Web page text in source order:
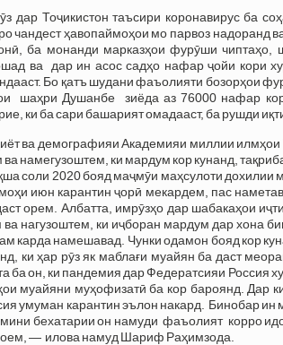
Тоҷикистон таъсири коронавирус ба
чандест ҳавопаймоҳои мо парвоз надоранд
ба монанди марказҳои фурӯши чиптаҳо,
ва дар ин асос садҳо нафар ҷойи кори
Бо қатъ шудани фаъолияти бозорҳои
шаҳри Душанбе зиёда аз 76000 нафар
ки ба сари башарият омадааст, ба рушди
ва демографияи Академияи миллии
намегузоштем, ки мардум кор кунанд,
соли 2020 бояд маҷмӯи маҳсулоти
июн карантин ҷорӣ мекардем, пас
орем. Албатта, имрӯзҳо дар шабакаҳои
ва нагузоштем, ки иҷборан мардум дар хона
карда намешавад. Чунки одамон бояд кор
ки ҳар рӯз як маблағи муайян ба даст
ба он, ки пандемия дар Федератсияи Россия
муайяни муҳофизатӣ ба кор бароянд. Дар
умуман карантин эълон накард. Бинобар ин
бехатарии он намуди фаъолият корро
— илова намуд Шариф Раҳимзода.